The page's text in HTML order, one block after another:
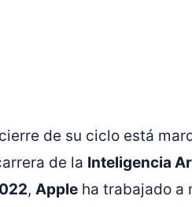
de su ciclo está
de la Inteligencia
, Apple ha trabajado a